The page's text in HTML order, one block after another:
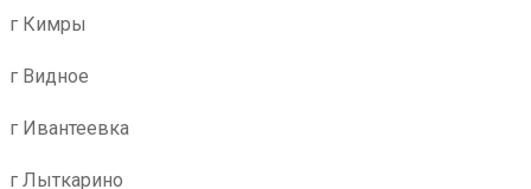
г Кимры
г Видное
г Ивантеевка
г Лыткарино